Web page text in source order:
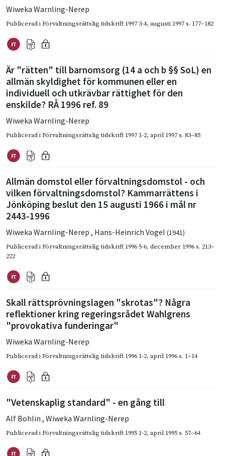
Wiweka Warnling-Nerep
Publicerad iFörvaltningsrättslig tidskrift 1997 3-4, augusti 1997s. 177–182
Är "rätten" till barnomsorg (14 a och b §§ SoL) en
allmän skyldighet för kommunen eller en
individuell och utkrävbar rättighet för den
enskilde? RÅ 1996 ref. 89
Wiweka Warnling-Nerep
Publicerad iFörvaltningsrättslig tidskrift 1997 1-2, april 1997s. 83–85
Allmän domstol eller förvaltningsdomstol - och
vilken förvaltningsdomstol? Kammarrättens i
Jönköping beslut den 15 augusti 1966 i mål nr
2443-1996
Wiweka Warnling-Nerep , Hans-Heinrich Vogel (1941)
Publicerad iFörvaltningsrättslig tidskrift 1996 5-6, december 1996s. 213–
222
Skall rättsprövningslagen "skrotas"? Några
reflektioner kring regeringsrådet Wahlgrens
"provokativa funderingar"
Wiweka Warnling-Nerep
Publicerad iFörvaltningsrättslig tidskrift 1996 1-2, april 1996s. 1–14
"Vetenskaplig standard" - en gång till
Alf Bohlin , Wiweka Warnling-Nerep
Publicerad iFörvaltningsrättslig tidskrift 1995 1-2, april 1995s. 57–64